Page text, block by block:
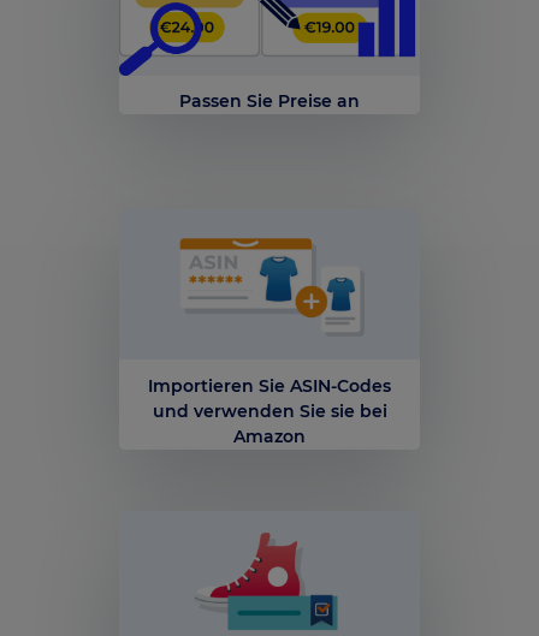
Passen Sie Preise an
Importieren Sie ASIN-Codes
und verwenden Sie sie bei
Amazon